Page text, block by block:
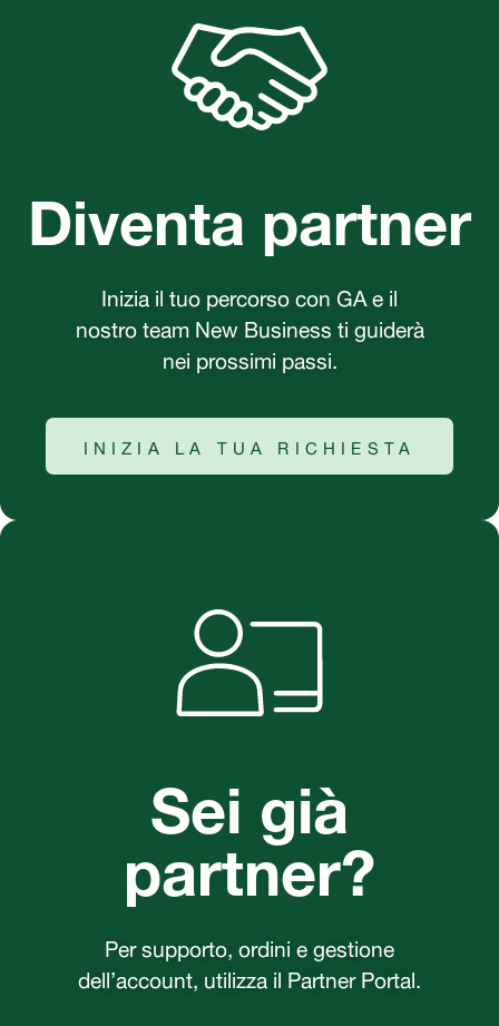
Diventa partner
Inizia il tuo percorso con GA e il
nostro team New Business ti guiderà
nei prossimi passi.
INIZIA LA TUA RICHIESTA
Sei già
partner?
Per supporto, ordini e gestione
dell’account, utilizza il Partner Portal.